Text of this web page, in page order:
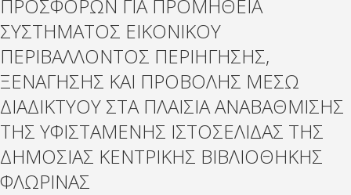
ΠΡΟΣΦΟΡΩΝ ΓΙΑ ΠΡΟΜΗΘΕΙΑ
ΣΥΣΤΗΜΑΤΟΣ ΕΙΚΟΝΙΚΟΥ
ΠΕΡΙΒΑΛΛΟΝΤΟΣ ΠΕΡΙΗΓΗΣΗΣ,
ΞΕΝΑΓΗΣΗΣ ΚΑΙ ΠΡΟΒΟΛΗΣ ΜΕΣΩ
ΔΙΑΔΙΚΤΥΟΥ ΣΤΑ ΠΛΑΙΣΙΑ ΑΝΑΒΑΘΜΙΣΗΣ
ΤΗΣ ΥΦΙΣΤΑΜΕΝΗΣ ΙΣΤΟΣΕΛΙΔΑΣ ΤΗΣ
ΔΗΜΟΣΙΑΣ ΚΕΝΤΡΙΚΗΣ ΒΙΒΛΙΟΘΗΚΗΣ
ΦΛΩΡΙΝΑΣ